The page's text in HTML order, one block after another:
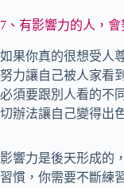
7、有影響力的人，
如果你真的很想受人
努力讓自己被人家看
必須要跟別人看的不
切辦法讓自己變得出
影響力是後天形成的
習慣，你需要不斷練